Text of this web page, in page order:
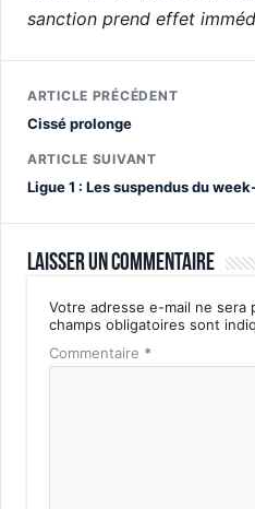
sanction prend effet
ARTICLE PRÉCÉDENT
Cissé prolonge
ARTICLE SUIVANT
Ligue 1 : Les suspendus du
Laisser un commentaire
Votre adresse e-mail ne sera
champs obligatoires sont
Commentaire *